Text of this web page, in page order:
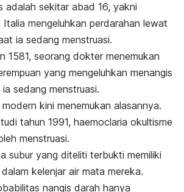
adalah sekitar abad 16, yakni
mengeluhkan perdarahan lewat
ia sedang menstruasi.
1581, seorang dokter menemukan
yang mengeluhkan menangis
sedang menstruasi.
kini menemukan alasannya.
tahun 1991, haemoclaria okultisme
menstruasi.
subur yang diteliti terbukti memiliki
kelenjar air mata mereka.
nangis darah hanya